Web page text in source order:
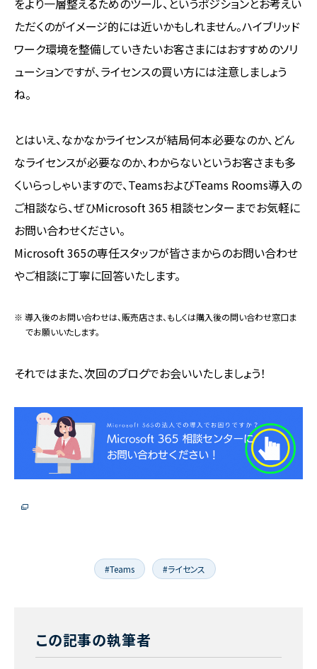
ただくのがイメージ的には近いかもしれません。ハイブリッド
ワーク環境を整備していきたいお客さまにはおすすめのソリ
ューションですが、ライセンスの買い方には注意しましょう
ね。
とはいえ、なかなかライセンスが結局何本必要なのか、どん
なライセンスが必要なのか、わからないというお客さまも多
くいらっしゃいますので、TeamsおよびTeams Rooms導入の
ご相談なら、ぜひMicrosoft 365 相談センターまでお気軽に
お問い合わせください。
Microsoft 365の専任スタッフが皆さまからのお問い合わせ
やご相談に丁寧に回答いたします。
※ 導入後のお問い合わせは、販売店さま、もしくは購入後の問い合わせ窓口ま
でお願いいたします。
それではまた、次回のブログでお会いいたしましょう！
#Teams #ライセンス
この記事の執筆者